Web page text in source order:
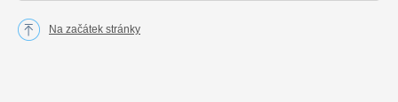
Na začátek stránky